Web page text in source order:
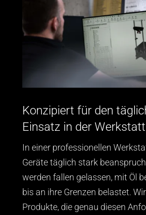
Konzipiert für den
Einsatz in der Werkstatt
In einer professionellen
Geräte täglich stark
werden fallen gelassen, mit Öl
bis an ihre Grenzen belastet.
Produkte, die genau diesen